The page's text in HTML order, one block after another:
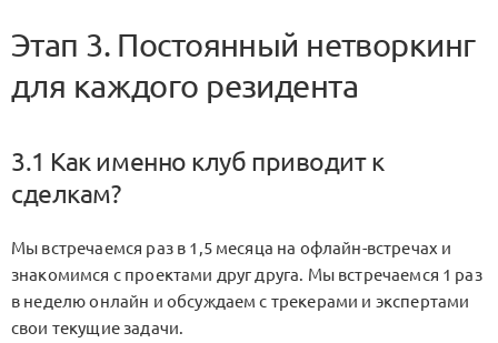
Этап 3. Постоянный нетворкинг
для каждого резидента
3.1 Как именно клуб приводит к
сделкам?
Мы встречаемся раз в 1,5 месяца на офлайн-встречах и
знакомимся с проектами друг друга. Мы встречаемся 1 раз
в неделю онлайн и обсуждаем с трекерами и экспертами
свои текущие задачи.